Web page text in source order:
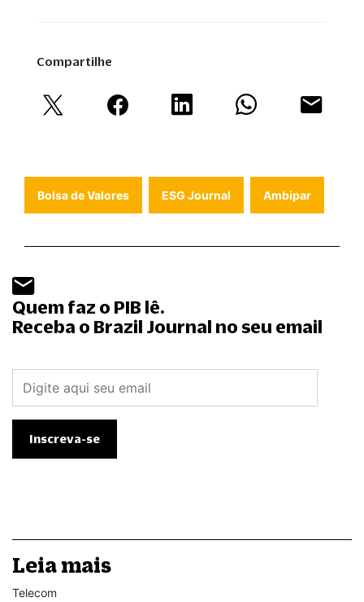
Compartilhe
Bolsa de Valores ESG Journal Ambipar
Quem faz o PIB lê.
Receba o Brazil Journal no seu email
Leia mais
Telecom